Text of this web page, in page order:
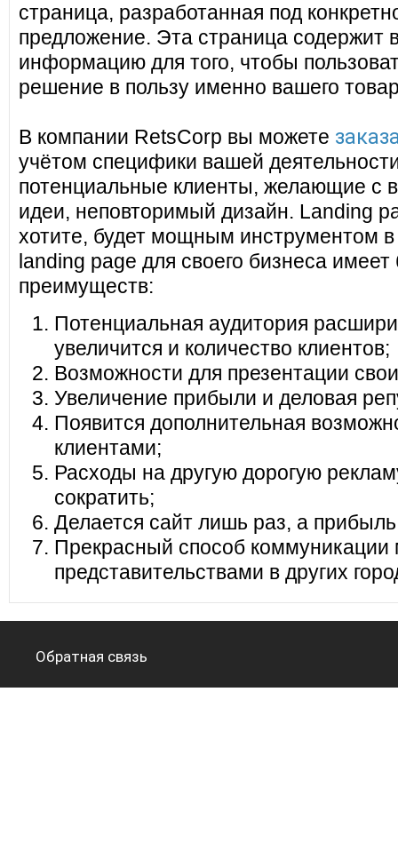
страница, разработанная под
предложение. Эта страница содержит
информацию для того, чтобы
решение в пользу именно вашего
В компании RetsCorp вы можете
учётом специфики вашей
потенциальные клиенты, желающие с
идеи, неповторимый дизайн. Landing
хотите, будет мощным инструментом
landing page для своего бизнеса
преимуществ:
Потенциальная аудитория
увеличится и количество клиентов;
Возможности для презентации
Увеличение прибыли и деловая
Появится дополнительная
клиентами;
Расходы на другую дорогую
сократить;
Делается сайт лишь раз, а
Прекрасный способ коммуникации
представительствами в других
Обратная связь